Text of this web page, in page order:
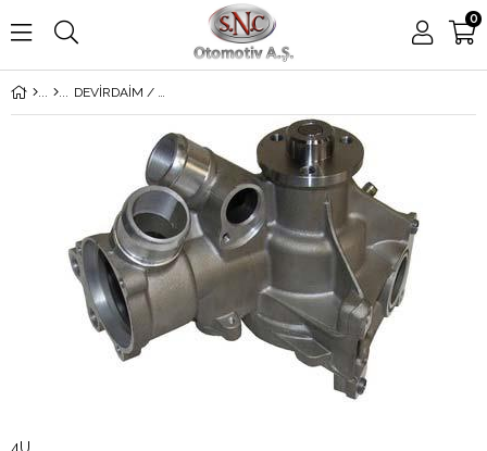
0
DEVİRDAİM / SU POMPASI 129-210 104